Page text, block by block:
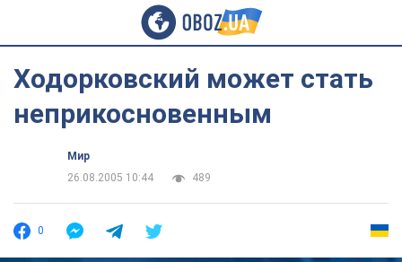
Ходорковский может стать
неприкосновенным
Мир
26.08.2005 10:44
489
0